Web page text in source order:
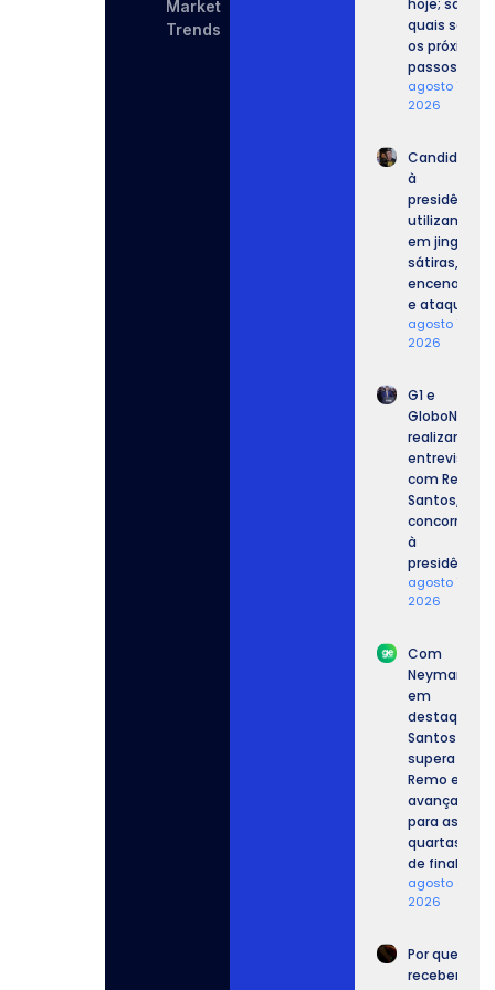
Market
Trends
quais serão
os próximos
passos.
agosto 7,
2026
Candidatos
à
presidência
utilizam IA
em jingles,
sátiras,
encenações
e ataques.
agosto 7,
2026
G1 e
GloboNews
realizam
entrevista
com Renan
Santos,
concorrente
à
presidência.
agosto 7,
2026
Com
Neymar
em
destaque,
Santos
supera o
Remo e
avança
para as
quartas
de final.
agosto 6,
2026
Por que
recebemos